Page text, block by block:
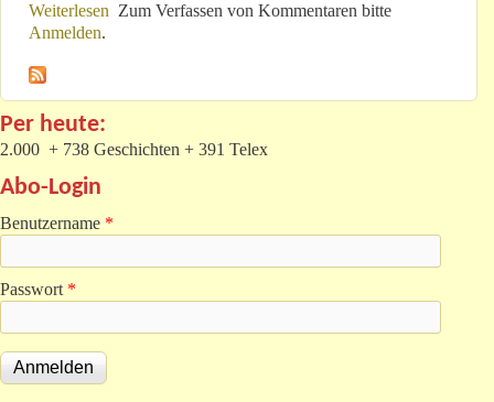
Weiterlesen über Radsport – Motorsport: Gibt's Ähnlichkeiten?
Zum Verfassen von Kommentaren bitte
Anmelden.
Per heute:
2.000 + 738 Geschichten + 391 Telex
Abo-Login
Benutzername *
Passwort *